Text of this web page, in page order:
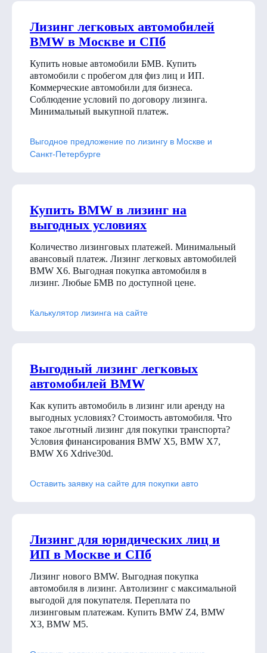
Лизинг легковых автомобилей
BMW в Москве и СПб
Купить новые автомобили БМВ. Купить
автомобили с пробегом для физ лиц и ИП.
Коммерческие автомобили для бизнеса.
Соблюдение условий по договору лизинга.
Минимальный выкупной платеж.
Выгодное предложение по лизингу в Москве и
Санкт-Петербурге
Купить BMW в лизинг на
выгодных условиях
Количество лизинговых платежей. Минимальный
авансовый платеж. Лизинг легковых автомобилей
BMW X6. Выгодная покупка автомобиля в
лизинг. Любые БМВ по доступной цене.
Калькулятор лизинга на сайте
Выгодный лизинг легковых
автомобилей BMW
Как купить автомобиль в лизинг или аренду на
выгодных условиях? Стоимость автомобиля. Что
такое льготный лизинг для покупки транспорта?
Условия финансирования BMW X5, BMW X7,
BMW X6 Xdrive30d.
Оставить заявку на сайте для покупки авто
Лизинг для юридических лиц и
ИП в Москве и СПб
Лизинг нового BMW. Выгодная покупка
автомобиля в лизинг. Автолизинг с максимальной
выгодой для покупателя. Переплата по
лизинговым платежам. Купить BMW Z4, BMW
X3, BMW M5.